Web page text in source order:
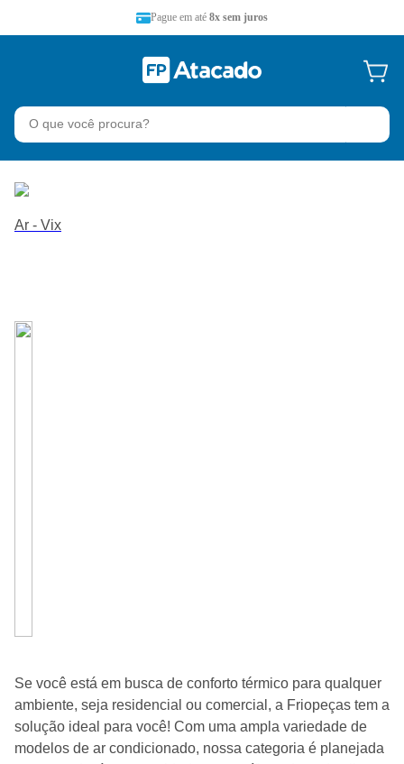
Pague em até 8x sem juros
Ar - Vix
Se você está em busca de conforto térmico para qualquer
ambiente, seja residencial ou comercial, a Friopeças tem a
solução ideal para você! Com uma ampla variedade de
modelos de ar condicionado, nossa categoria é planejada